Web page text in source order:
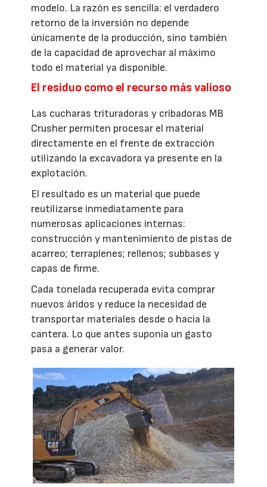
modelo. La razón es sencilla: el verdadero
retorno de la inversión no depende
únicamente de la producción, sino también
de la capacidad de aprovechar al máximo
todo el material ya disponible.
El residuo como el recurso más valioso
Las cucharas trituradoras y cribadoras MB
Crusher permiten procesar el material
directamente en el frente de extracción
utilizando la excavadora ya presente en la
explotación.
El resultado es un material que puede
reutilizarse inmediatamente para
numerosas aplicaciones internas:
construcción y mantenimiento de pistas de
acarreo; terraplenes; rellenos; subbases y
capas de firme.
Cada tonelada recuperada evita comprar
nuevos áridos y reduce la necesidad de
transportar materiales desde o hacia la
cantera. Lo que antes suponía un gasto
pasa a generar valor.